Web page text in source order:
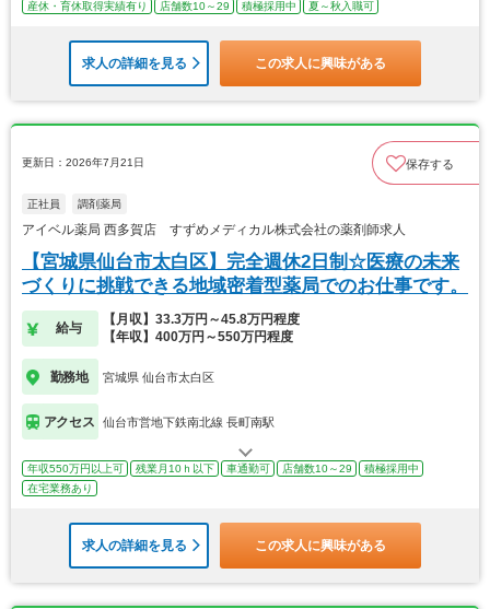
産休・育休取得実績有り
店舗数10～29 積極採用中 夏～秋入職可
求人の詳細を見る この求人に興味がある
更新日：2026年7月21日 保存する
正社員 調剤薬局
アイベル薬局 西多賀店 すずめメディカル株式会社の薬剤師求人
【宮城県仙台市太白区】完全週休2日制☆医療の未来
づくりに挑戦できる地域密着型薬局でのお仕事です。
給与
【月収】33.3万円～45.8万円程度
【年収】400万円～550万円程度
勤務地 宮城県 仙台市太白区
アクセス 仙台市営地下鉄南北線 長町南駅
年収550万円以上可 残業月10ｈ以下 車通勤可 店舗数10～29
積極採用中
在宅業務あり
求人の詳細を見る この求人に興味がある